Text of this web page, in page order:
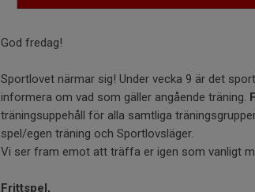
God fredag!
Sportlovet närmar sig! Under vecka 9 är det
informera om vad som gäller angående träning.
träningsuppehåll för alla samtliga
spel/egen träning och Sportlovsläger.
Vi ser fram emot att träffa er igen som vanligt
Frittspel,